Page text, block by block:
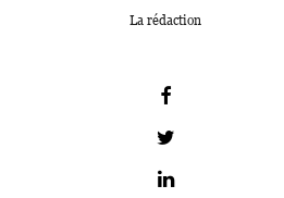
La rédaction